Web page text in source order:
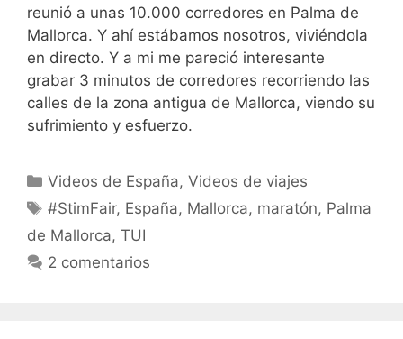
reunió a unas 10.000 corredores en Palma de
Mallorca. Y ahí estábamos nosotros, viviéndola
en directo. Y a mi me pareció interesante
grabar 3 minutos de corredores recorriendo las
calles de la zona antigua de Mallorca, viendo su
sufrimiento y esfuerzo.
Categorías
Videos de España,Videos de viajes
Etiquetas
#StimFair, España, Mallorca, maratón, Palma
de Mallorca, TUI
2 comentarios